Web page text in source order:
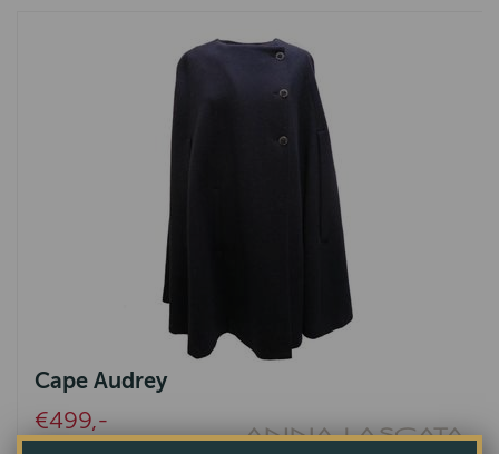
Cape Audrey
€499,-